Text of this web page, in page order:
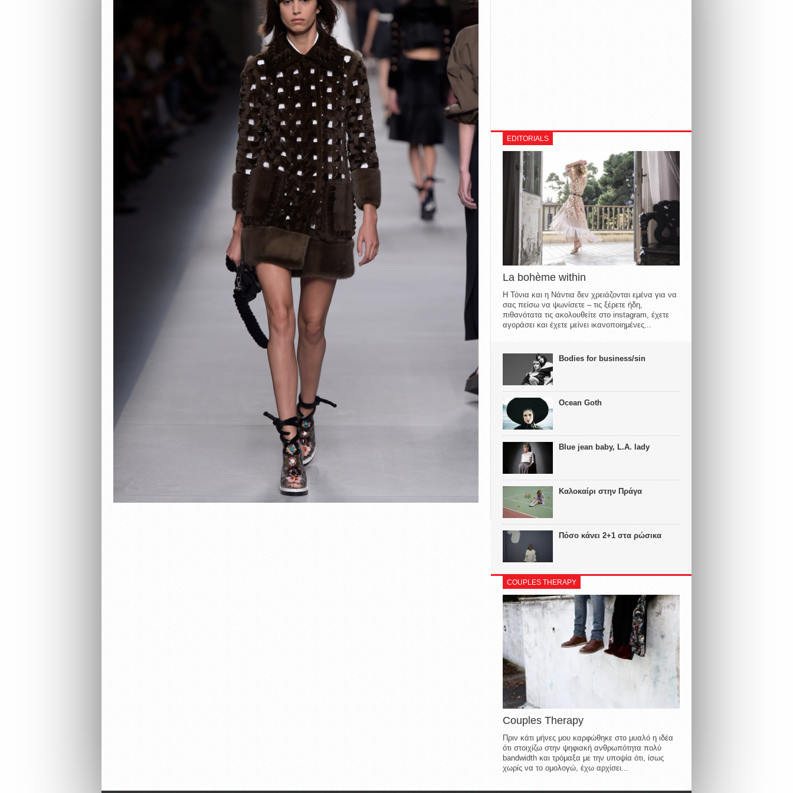
EDITORIALS
La bohème within
Η Τόνια και η Νάντια δεν χρειάζονται εμένα για να
σας πείσω να ψωνίσετε – τις ξέρετε ήδη,
πιθανότατα τις ακολουθείτε στο instagram, έχετε
αγοράσει και έχετε μείνει ικανοποιημένες...
Bodies for business/sin
Ocean Goth
Blue jean baby, L.A. lady
Καλοκαίρι στην Πράγα
Πόσο κάνει 2+1 στα ρώσικα
COUPLES THERAPY
Couples Therapy
Πριν κάτι μήνες μου καρφώθηκε στο μυαλό η ιδέα
ότι στοιχίζω στην ψηφιακή ανθρωπότητα πολύ
bandwidth και τρόμαξα με την υποψία ότι, ίσως
χωρίς να το ομολογώ, έχω αρχίσει...